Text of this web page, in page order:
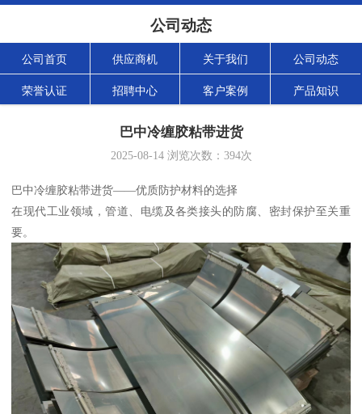
公司动态
公司首页 供应商机 关于我们 公司动态
荣誉认证 招聘中心 客户案例 产品知识
巴中冷缠胶粘带进货
2025-08-14浏览次数： 394次
巴中冷缠胶粘带进货——优质防护材料的选择
在现代工业领域，管道、电缆及各类接头的防腐、密封保护至关重
要。